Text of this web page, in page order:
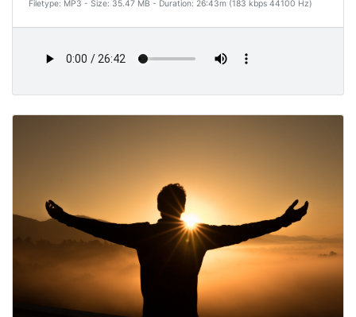
Filetype: MP3 - Size: 35.47 MB - Duration: 26:43m (183 kbps 44100 Hz)